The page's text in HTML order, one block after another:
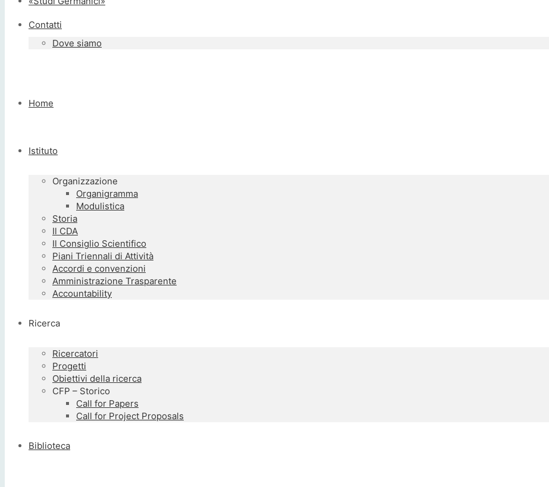
Contatti
Dove siamo
Home
Istituto
Organizzazione
Organigramma
Modulistica
Storia
Il CDA
Il Consiglio Scientifico
Piani Triennali di Attività
Accordi e convenzioni
Amministrazione Trasparente
Accountability
Ricerca
Ricercatori
Progetti
Obiettivi della ricerca
CFP – Storico
Call for Papers
Call for Project Proposals
Biblioteca